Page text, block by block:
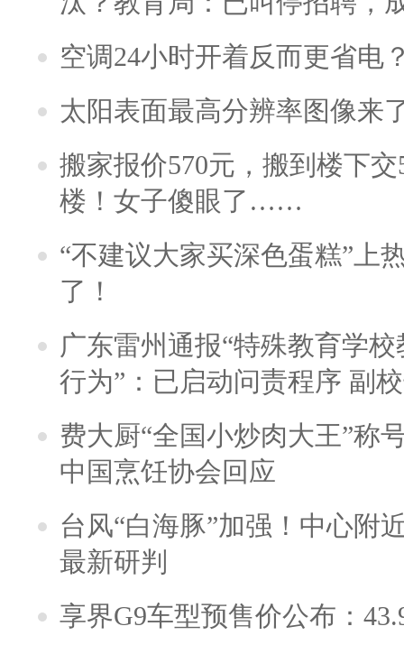
空调24小时开着反而更省电
太阳表面最高分辨率图像来
搬家报价570元，搬到楼下
楼！女子傻眼了……
“不建议大家买深色蛋糕”上
了！
广东雷州通报“特殊教育学
行为”：已启动问责程序 副
费大厨“全国小炒肉大王”称
中国烹饪协会回应
台风“白海豚”加强！中心附
最新研判
享界G9车型预售价公布：